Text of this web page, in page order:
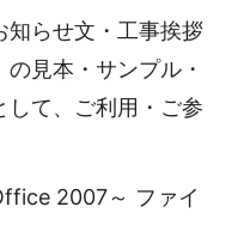
知らせ文・工事挨拶
見本・サンプル・
して、ご利用・ご参
2007～ ファイ